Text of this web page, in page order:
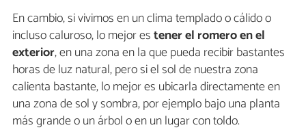
En cambio, si vivimos en un clima templado o cálido o
incluso caluroso, lo mejor estener el romero en el
exterior, en una zona en la que pueda recibir bastantes
horas de luz natural, pero si el sol de nuestra zona
calienta bastante, lo mejor es ubicarla directamente en
una zona de sol y sombra, por ejemplo bajo una planta
más grande o un árbol o en un lugar con toldo.